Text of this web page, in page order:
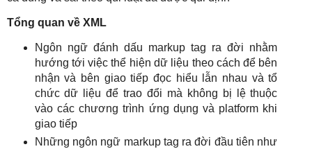
Tổng quan về XML
Ngôn ngữ đánh dấu markup tag ra đời nhằm
hướng tới việc thể hiện dữ liệu theo cách để bên
nhận và bên giao tiếp đọc hiểu lẫn nhau và tổ
chức dữ liệu để trao đổi mà không bị lệ thuộc
vào các chương trình ứng dụng và platform khi
giao tiếp
Những ngôn ngữ markup tag ra đời đầu tiên như